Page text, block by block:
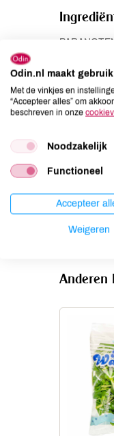
Aardnoten
Gluten
Mosterd
Noten
Anderen
Odin.nl maakt
Met de vinkjes en
“Accepteer alles” om
beschreven in onze
Noodzakelijk
Functioneel
Accepteer
Weigeren